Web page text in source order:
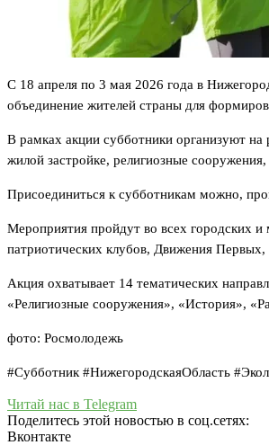
С 18 апреля по 3 мая 2026 года в
объединение жителей страны для
В рамках акции субботники организуют
жилой застройке, религиозные
Присоединиться к субботникам можно,
Мероприятия пройдут во всех городских
патриотических клубов, Движения
Акция охватывает 14 тематических
«Религиозные сооружения», «История»,
фото: Росмолодежь
#Субботник #НижегородскаяОбласть
Читай нас в Telegram
Поделитесь этой новостью в соц.сетях:
Вконтакте